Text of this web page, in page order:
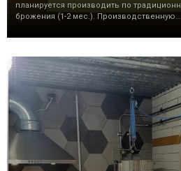
планируется производить по
брожения (1-2 мес.). Производственную…